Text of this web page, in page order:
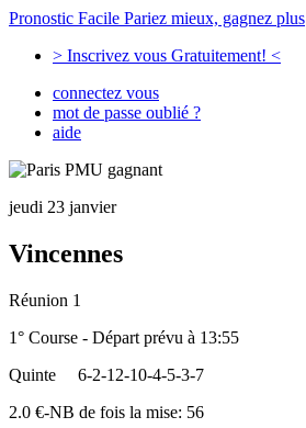
Pronostic Facile Pariez mieux, gagnez plus
> Inscrivez vous Gratuitement! <
connectez vous
mot de passe oublié ?
aide
jeudi 23 janvier
Vincennes
Réunion 1
1° Course - Départ prévu à 13:55
Quinte
6-2-12-10-4-5-3-7
2.0 €-NB de fois la mise: 56